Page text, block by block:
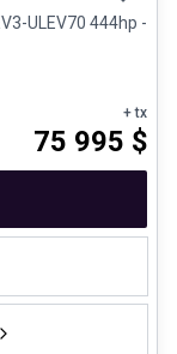
ULEV70 444hp -
+ tx
75 995 $